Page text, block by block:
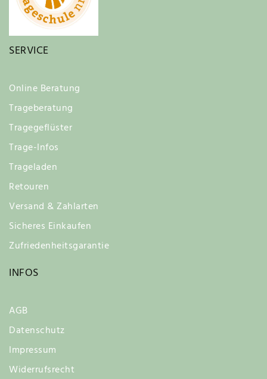
SERVICE
Online Beratung
Trageberatung
Tragegeflüster
Trage-Infos
Trageladen
Retouren
Versand & Zahlarten
Sicheres Einkaufen
Zufriedenheitsgarantie
INFOS
AGB
Datenschutz
Impressum
Widerrufsrecht